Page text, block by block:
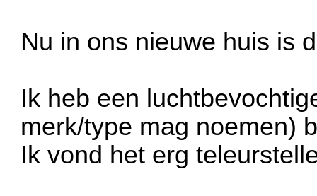
Nu in ons nieuwe huis is
Ik heb een
merk/type mag noemen)
Ik vond het erg